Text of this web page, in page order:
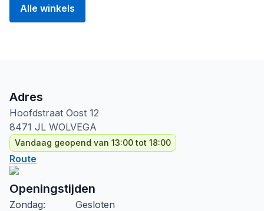
Alle winkels
Adres
Hoofdstraat Oost 12
8471 JL WOLVEGA
Vandaag geopend van 13:00 tot 18:00
Route
Openingstijden
Zondag:
Gesloten